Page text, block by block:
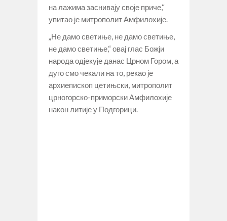
на лажима заснивају своје приче,“
упитао је митрополит Амфилохије.
„Не дамо светиње, не дамо светиње,
не дамо светиње,“ овај глас Божји
народа одјекује данас Црном Гором, а
дуго смо чекали на то, рекао је
архиепископ цетињски, митрополит
црногорско-приморски Амфилохије
након литије у Подгорици.